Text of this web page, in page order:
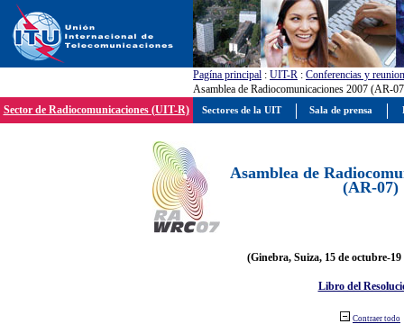
Pagína principal : UIT-R : Conferencias y
Asamblea de Radiocomunicaciones 2007 (AR-
Sector de Radiocomunicaciones (UIT-R)
Asamblea de
(AR-07)
(Ginebra, Suiza, 15 de octubre-19
Libro del
Contraer todo
Sectores de la UIT Sala de prensa